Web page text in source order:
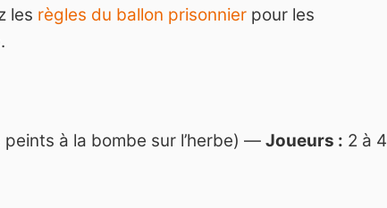
les règles du ballon prisonnier pour les
peints à la bombe sur l’herbe) — Joueurs : 2 à 4